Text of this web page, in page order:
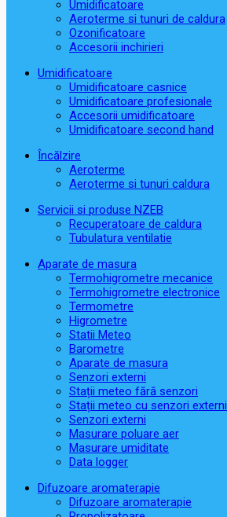
Umidificatoare
Aeroterme si tunuri de caldura
Ozonificatoare
Accesorii inchirieri
Umidificatoare
Umidificatoare casnice
Umidificatoare profesionale
Accesorii umidificatoare
Umidificatoare second hand
Încălzire
Aeroterme
Aeroterme si tunuri caldura
Servicii si produse NZEB
Recuperatoare de caldura
Tubulatura ventilatie
Aparate de masura
Termohigrometre mecanice
Termohigrometre electronice
Termometre
Higrometre
Statii Meteo
Barometre
Aparate de masura
Senzori externi
Stații meteo fără senzori
Stații meteo cu senzori externi
Senzori externi
Masurare poluare aer
Masurare umiditate
Data logger
Difuzoare aromaterapie
Difuzoare aromaterapie